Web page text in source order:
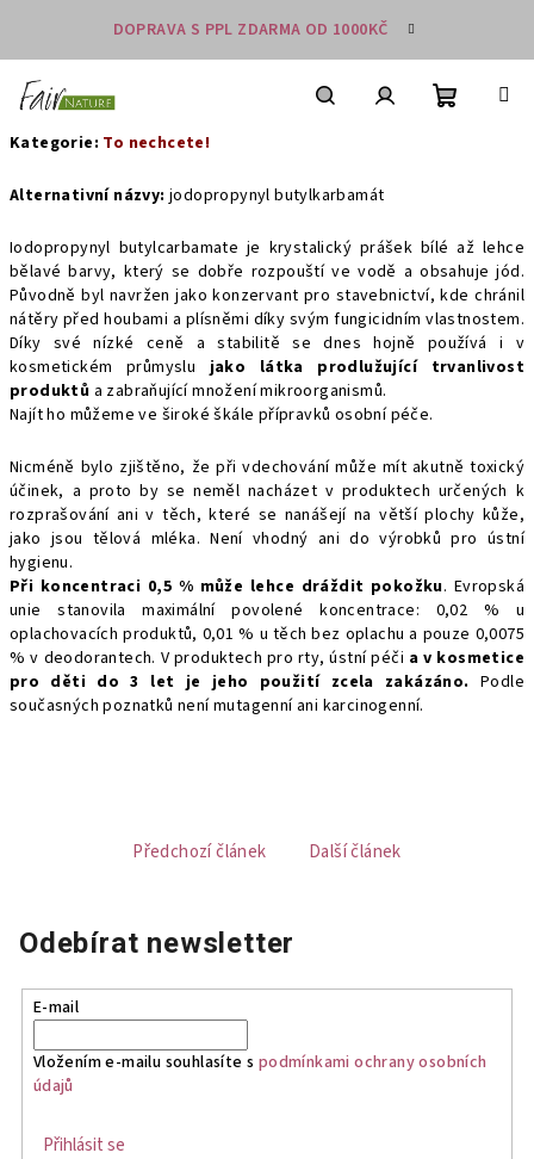
obsah
DOPRAVA S PPL ZDARMA OD 1000KČ
Nákupní
Kategorie: To nechcete!
Alternativní názvy: jodopropynyl butylkarbamát
Iodopropynyl butylcarbamate je krystalický prášek bílé až lehce
bělavé barvy, který se dobře rozpouští ve vodě a obsahuje jód.
Původně byl navržen jako konzervant pro stavebnictví, kde chránil
nátěry před houbami a plísněmi díky svým fungicidním vlastnostem.
Díky své nízké ceně a stabilitě se dnes hojně používá i v
kosmetickém průmyslu jako látka prodlužující trvanlivost
produktů a zabraňující množení mikroorganismů.
Najít ho můžeme ve široké škále přípravků osobní péče.
Nicméně bylo zjištěno, že při vdechování může mít akutně toxický
účinek, a proto by se neměl nacházet v produktech určených k
rozprašování ani v těch, které se nanášejí na větší plochy kůže,
jako jsou tělová mléka. Není vhodný ani do výrobků pro ústní
hygienu.
Při koncentraci 0,5 % může lehce dráždit pokožku. Evropská
unie stanovila maximální povolené koncentrace: 0,02 % u
oplachovacích produktů, 0,01 % u těch bez oplachu a pouze 0,0075
% v deodorantech. V produktech pro rty, ústní péči a v kosmetice
pro děti do 3 let je jeho použití zcela zakázáno. Podle
současných poznatků není mutagenní ani karcinogenní.
Předchozí článek Další článek
Odebírat newsletter
E-mail
Vložením e-mailu souhlasíte s podmínkami ochrany osobních
údajů
Přihlásit se